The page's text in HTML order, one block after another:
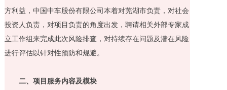
方利益，中国中车股份有限公司本着对芜湖市负责，对社会
投资人负责，对项目负责的角度出发，聘请相关外部专家成
立工作组来完成此次风险排查，对持续存在问题及潜在风险
进行评估以针对性预防和规避。
二、项目服务内容及模块